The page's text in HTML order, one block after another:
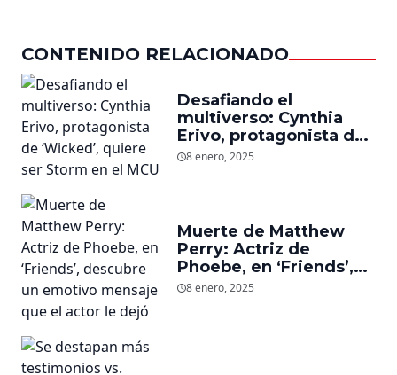
CONTENIDO RELACIONADO
Desafiando el
multiverso: Cynthia
Erivo, protagonista de
‘Wicked’, quiere ser
8 enero, 2025
Muerte de Matthew
Perry: Actriz de
Phoebe, en ‘Friends’,
descubre un emotivo
8 enero, 2025